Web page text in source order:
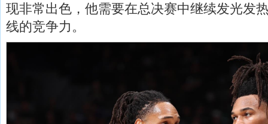
现非常出色，他需要在总决赛中继续发光发
线的竞争力。